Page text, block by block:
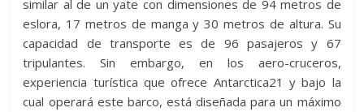
similar al de un yate con dimensiones de 94 metros de
eslora, 17 metros de manga y 30 metros de altura. Su
capacidad de transporte es de 96 pasajeros y 67
tripulantes. Sin embargo, en los aero-cruceros,
experiencia turística que ofrece Antarctica21 y bajo la
cual operará este barco, está diseñada para un máximo